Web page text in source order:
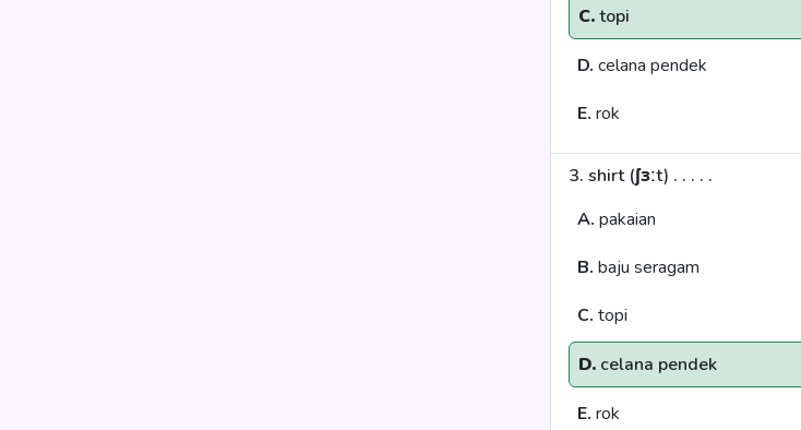
C.topi
D. celana pendek
E. rok
3. shirt (ʃɜːt) . . . . .
A. pakaian
B. baju seragam
C. topi
D. celana pendek
E. rok